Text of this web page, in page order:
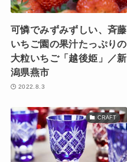
可憐でみずみずしい、斉藤
いちご園の果汁たっぷりの
大粒いちご「越後姫」／新
潟県燕市
2022.8.3
CRAFT